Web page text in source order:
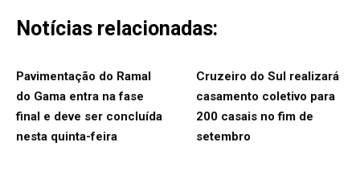
Notícias relacionadas:
Pavimentação do Ramal
do Gama entra na fase
final e deve ser concluída
nesta quinta-feira
Cruzeiro do Sul realizará
casamento coletivo para
200 casais no fim de
setembro